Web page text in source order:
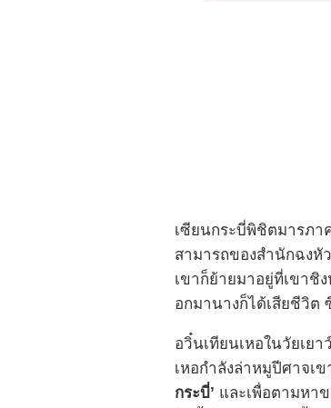
เซียนกระบี่พิชิตมารภาค
สามารถของสำนักฉงหั
เขาก็ย้ายมาอยู่ที่เขาชิ
อกมานางก็ได้เสียชีวิต
อวิ๋นเทียนเหอในวัยเย
เหอกำลังล่าหมูปีศาจเ
กระบี่’ และเพื่อตามหา